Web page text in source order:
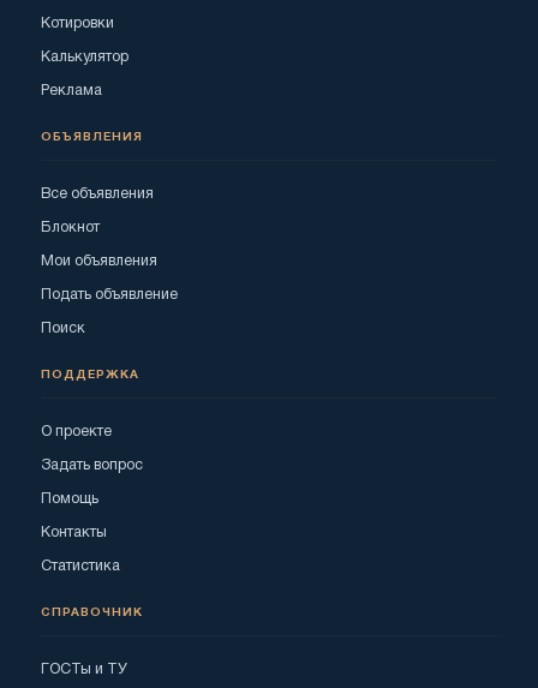
Котировки
Калькулятор
Реклама
ОБЪЯВЛЕНИЯ
Все объявления
Блокнот
Мои объявления
Подать объявление
Поиск
ПОДДЕРЖКА
О проекте
Задать вопрос
Помощь
Контакты
Статистика
СПРАВОЧНИК
ГОСТы и ТУ